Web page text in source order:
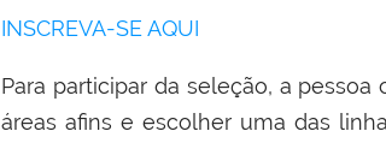
INSCREVA-SE AQUI
Para participar da seleção, a
áreas afins e escolher uma das